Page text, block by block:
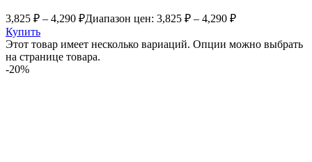
3,825 ₽ – 4,290 ₽Диапазон цен: 3,825 ₽ – 4,290 ₽
Купить
Этот товар имеет несколько вариаций. Опции можно выбрать
на странице товара.
-20%